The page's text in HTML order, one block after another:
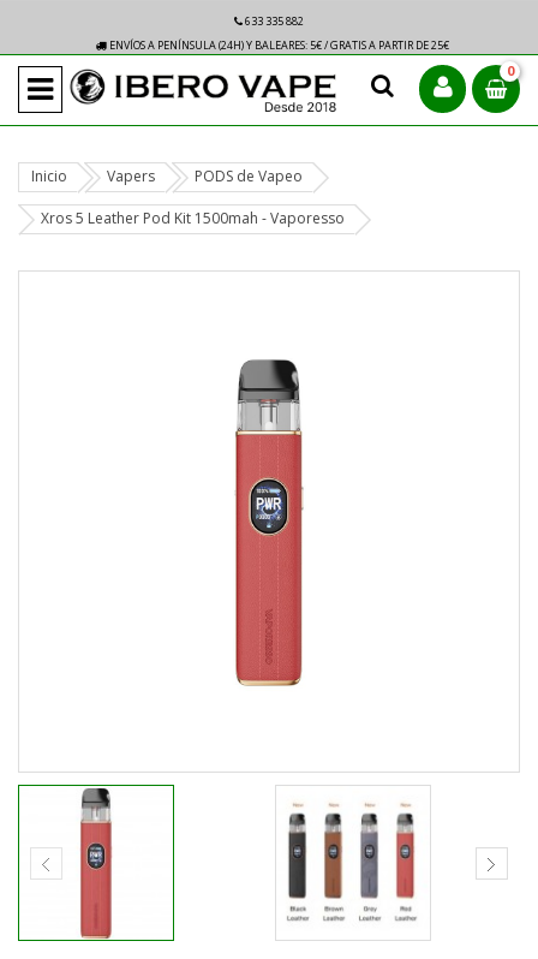
633 335 882
ENVÍOS A PENÍNSULA (24H) Y BALEARES: 5€ / GRATIS A PARTIR DE 25€
0
Inicio Vapers PODS de Vapeo
Xros 5 Leather Pod Kit 1500mah - Vaporesso